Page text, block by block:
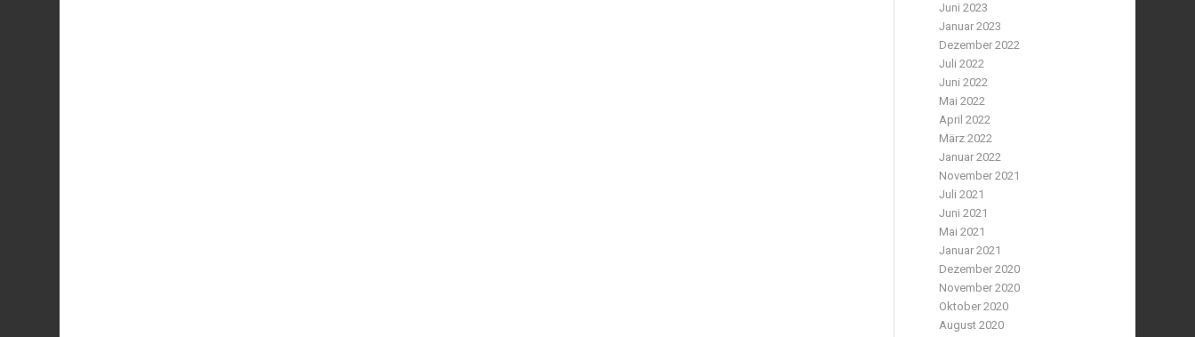
Juni 2023
Januar 2023
Dezember 2022
Juli 2022
Juni 2022
Mai 2022
April 2022
März 2022
Januar 2022
November 2021
Juli 2021
Juni 2021
Mai 2021
Januar 2021
Dezember 2020
November 2020
Oktober 2020
August 2020